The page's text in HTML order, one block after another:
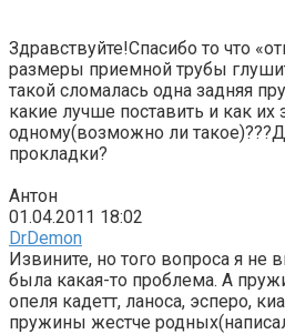
Здравствуйте!Спасибо то что
размеры приемной трубы
такой сломалась одна задняя
какие лучше поставить и как их
одному(возможно ли
прокладки?
Антон
01.04.2011 18:02
DrDemon
Извините, но того вопроса я
была какая-то проблема. А
опеля кадетт, ланоса, эсперо,
пружины жестче